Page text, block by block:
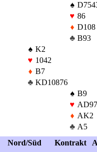
♠
♥ 86
♦ D108
♣ B93
♠ K2
♥ 1042
♦ B7
♣ KD10876
♠ B9
♥
♦ AK2
♣ A5
Nord/Süd
Kontrakt